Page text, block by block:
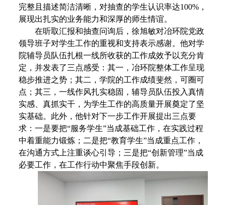
完整且描述简洁清晰，对抽查的学生认识率达100% ，
展现出扎实的业务能力和深厚的师生情谊。
在听取汇报和抽查问询后，徐旭敏对冶环院党政
领导班子对学生工作的重视和支持表示感谢。他对学
院辅导员队伍扎根一线所收获的工作成效予以充分肯
定，并发表了三点感受：其一，冶环院整体工作呈现
稳步推进之势；其二，学院的工作成绩斐然，可圈可
点；其三，一线作风扎实稳固，辅导员队伍投入真情
实感、真抓实干，为学生工作的高质量开展奠定了坚
实基础。此外，他针对下一步工作开展提出三点要
求：一是要把“服务学生”当成基础工作，在实践过程
中着重能力锻炼；二是把“教育学生”当成重点工作，
在沟通方式上注重谈心引导；三是把“创新管理”当成
必要工作，在工作行动中聚焦手段创新。